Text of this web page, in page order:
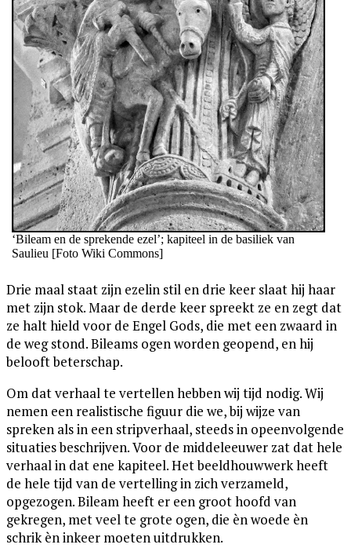
‘Bileam en de sprekende ezel’; kapiteel in de basiliek van
Saulieu [Foto Wiki Commons]
Drie maal staat zijn ezelin stil en drie keer slaat hij haar
met zijn stok. Maar de derde keer spreekt ze en zegt dat
ze halt hield voor de Engel Gods, die met een zwaard in
de weg stond. Bileams ogen worden geopend, en hij
belooft beterschap.
Om dat verhaal te vertellen hebben wij tijd nodig. Wij
nemen een realistische figuur die we, bij wijze van
spreken als in een stripverhaal, steeds in opeenvolgende
situaties beschrijven. Voor de middeleeuwer zat dat hele
verhaal in dat ene kapiteel. Het beeldhouwwerk heeft
de hele tijd van de vertelling in zich verzameld,
opgezogen. Bileam heeft er een groot hoofd van
gekregen, met veel te grote ogen, die èn woede èn
schrik èn inkeer moeten uitdrukken.